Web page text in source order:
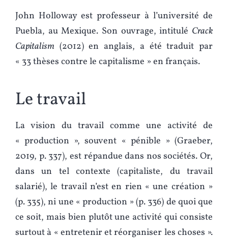
John Holloway est professeur à l’université de
Puebla, au Mexique. Son ouvrage, intitulé Crack
Capitalism (2012) en anglais, a été traduit par
« 33 thèses contre le capitalisme » en français.
Le travail
La vision du travail comme une activité de
« production », souvent « pénible » (Graeber,
2019, p. 337), est répandue dans nos sociétés. Or,
dans un tel contexte (capitaliste, du travail
salarié), le travail n’est en rien « une création »
(p. 335), ni une « production » (p. 336) de quoi que
ce soit, mais bien plutôt une activité qui consiste
surtout à « entretenir et réorganiser les choses ».